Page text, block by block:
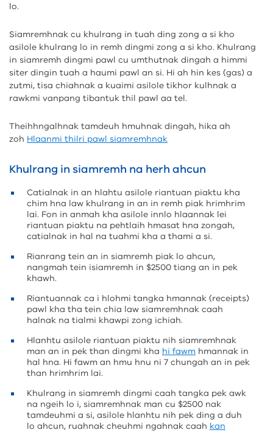
lo.
Siamremhnak cu khulrang in tuah ding zong a si kho
asilole khulrang lo in remh dingmi zong a si kho. Khulrang
in siamremh dingmi pawl cu umthutnak dingah a himmi
siter dingin tuah a haumi pawl an si. Hi ah hin kes (gas) a
zutmi, tisa chiahnak a kuaimi asilole tikhor kulhnak a
rawkmi vanpang tibantuk thil pawl aa tel.
Theihhngalhnak tamdeuh hmuhnak dingah, hika ah
zoh Hlaanmi thilri pawl siamremhnak
Khulrang in siamremh na herh ahcun
Catialnak in an hlahtu asilole riantuan piaktu kha
chim hna law khulrang in an in remh piak hrimhrim
lai. Fon in anmah kha asilole innlo hlaannak lei
riantuan piaktu na pehtlaih hmasat hna zongah,
catialnak in hal na tuahmi kha a thami a si.
Rianrang tein an in siamremh piak lo ahcun,
nangmah tein isiamremh in $2500 tiang an in pek
khawh.
Riantuannak ca i hlohmi tangka hmannak (receipts)
pawl kha tha tein chia law siamremhnak caah
halnak na tialmi khawpi zong ichiah.
Hlanhtu asilole riantuan piaktu nih siamremhnak
man an in pek than dingmi kha hi fawm hmannak in
hal hna. Hi fawm an hmu hnu ni 7 chungah an in pek
than hrimhrim lai.
Khulrang in siamremh dingmi caah tangka pek awk
na ngeih lo i, siamremhnak man cu $2500 nak
tamdeuhmi a si, asilole hlanhtu nih pek ding a duh
lo ahcun, ruahnak cheuhmi ngahnak caah kan